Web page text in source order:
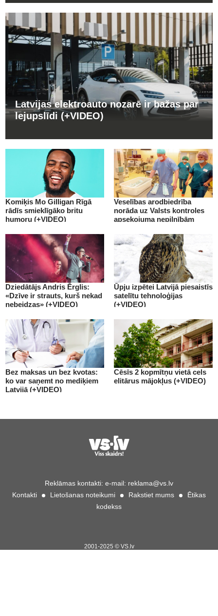
Latvijas elektroauto nozarē ir bažas par
lejupslīdi (+VIDEO)
Komiķis Mo Gilligan Rīgā
rādīs smieklīgāko britu
humoru (+VIDEO)
Veselības arodbiedrība
norāda uz Valsts kontroles
apsekojuma nepilnībām
Dziedātājs Andris Ērglis:
«Dzīve ir strauts, kurš nekad
nebeidzas» (+VIDEO)
Ūpju izpētei Latvijā piesaistīs
satelītu tehnoloģijas
(+VIDEO)
Bez maksas un bez kvotas:
ko var saņemt no mediķiem
Latvijā (+VIDEO)
Cēsīs 2 kopmītņu vietā cels
elitārus mājokļus (+VIDEO)
Reklāmas kontakti: e-mail: reklama@vs.lv
Kontakti
Lietošanas noteikumi Rakstiet mums
Ētikas
kodekss
2001-2025 © VS.lv